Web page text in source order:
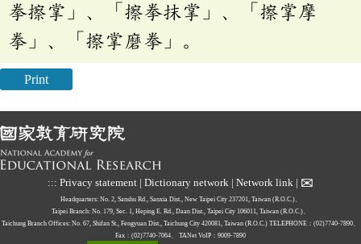
拳擦掌」、「擦拳抹掌」、「擦掌摩
拳」、「擦掌磨拳」。
Print
::: Privacy statement | Dictionary network | Network link | ✉
Headquarters: No. 2, Sanshu Rd., Sanxia Dist., New Taipei City 237201, Taiwan (R.O.C.)、
Taipei Branch: No. 179, Sec. 1, Heping E. Rd., Daan Dist., Taipei City 106011, Taiwan (R.O.C.)、
Taichung Branch Offices: No. 67, Shifan St., Fengyuan Dist., Taichung City 420081, Taiwan (R.O.C.) TELEPHONE：(02)7740-7890、
Fax：(02)7740-7064、
TANet VoIP：9009-7890